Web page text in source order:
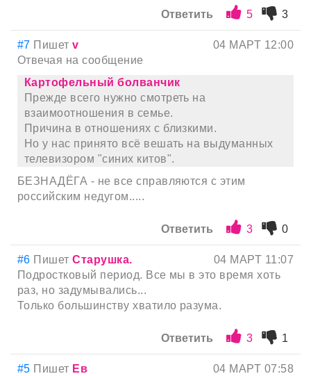
Ответить 5 3
#7 Пишетv
04 МАРТ 12:00
Отвечая на сообщение
Картофельный болванчик
Прежде всего нужно смотреть на
взаимоотношения в семье.
Причина в отношениях с близкими.
Но у нас принято всё вешать на выдуманных
телевизором "синих китов".
БЕЗНАДЁГА - не все справляются с этим
российским недугом.....
Ответить 3 0
#6 ПишетСтарушка.
04 МАРТ 11:07
Подростковый период. Все мы в это время хоть
раз, но задумывались...
Только большинству хватило разума.
Ответить 3 1
#5 Пишет Ев
04 МАРТ 07:58